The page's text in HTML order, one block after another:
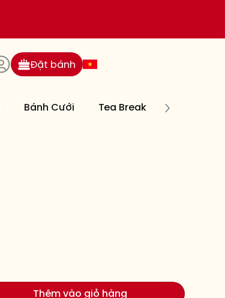
Đặt bánh
Bánh Cưới Tea Break
Thêm vào giỏ hàng